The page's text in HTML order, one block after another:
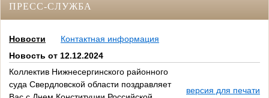
ПРЕСС-СЛУЖБА
Новости
Контактная информация
Новость от 12.12.2024
Коллектив Нижнесергинского районного
суда Свердловской области поздравляет
версия для печати